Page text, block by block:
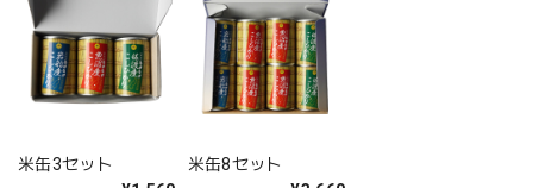
米缶3セット
米缶8セット